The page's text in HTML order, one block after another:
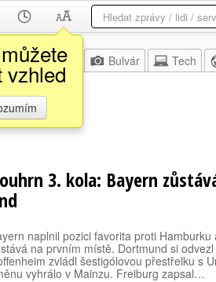
vzhled
Z domova Bulvár Tech
3. kola: Bayern
naplnil pozici favorita proti
na prvním místě. Dortmund si
zvládl šestigólovou přestřelku s
vyhrálo v Mainzu. Freiburg zapsal…